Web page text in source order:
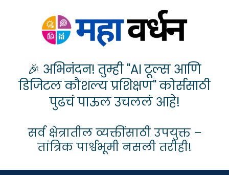
🎉 अभिनंदन! तुम्ही "AI टूल्स आणि
डिजिटल कौशल्य प्रशिक्षण" कोर्ससाठी
पुढचं पाऊल उचललं आहे!
सर्व क्षेत्रातील व्यक्तींसाठी उपयुक्त –
तांत्रिक पार्श्वभूमी नसली तरीही!